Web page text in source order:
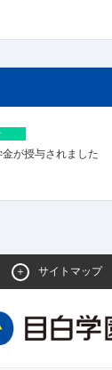
が授与されました
サイトマップ